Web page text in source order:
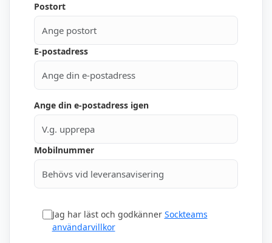
Postort
E-postadress
Ange din e-postadress igen
Mobilnummer
Jag har läst och godkänner Sockteams
användarvillkor